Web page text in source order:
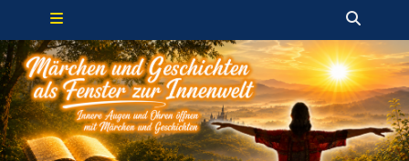
Zum
springen
Primäres Menü